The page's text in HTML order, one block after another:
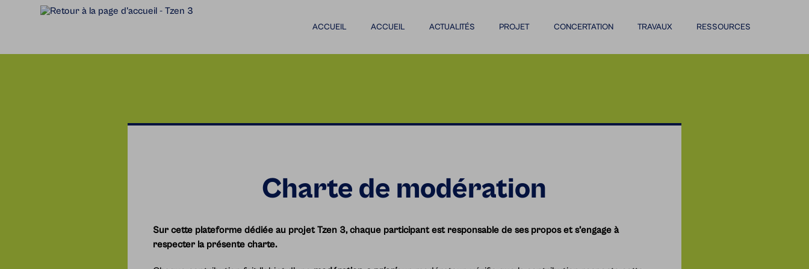
ACCUEIL ACCUEIL ACTUALITÉS PROJET CONCERTATION TRAVAUX RESSOURCES
Charte de modération
Sur cette plateforme dédiée au projet Tzen 3, chaque participant est responsable de ses propos et s’engage à
respecter la présente charte.